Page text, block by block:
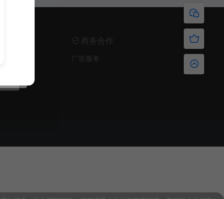
商务合作
广告服务